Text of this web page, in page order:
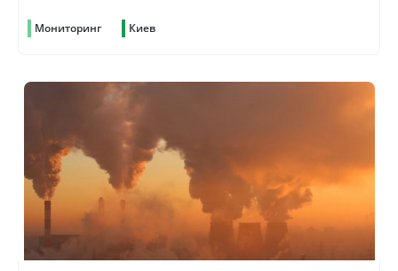
Мониторинг Киев